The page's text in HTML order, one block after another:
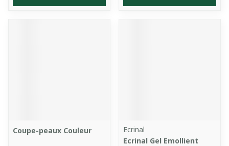
Coupe-peaux Couleur
Ecrinal
Ecrinal Gel Emollient